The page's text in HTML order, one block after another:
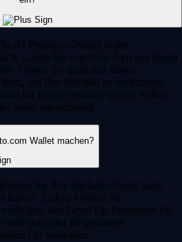
AI Prophecy-Wallet in der
Laden Sie zuerst die App aus Ihrem
Folgen Sie dann den klaren
um Ihre Identität zu verifizieren
Ihr Konto bestätigt wurde, ist Ihre
sofort einsatzbereit.
Wallet machen?
Sie Ihre digitalen Assets ganz
halten. Zudem können Sie
das Level Up-Programm für
und Ihr gesamtes
Ort verwalten.